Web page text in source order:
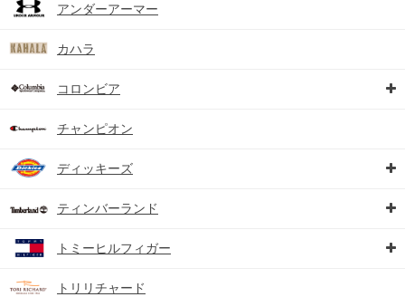
アンダーアーマー
カハラ
コロンビア
チャンピオン
ディッキーズ
ティンバーランド
トミーヒルフィガー
トリリチャード